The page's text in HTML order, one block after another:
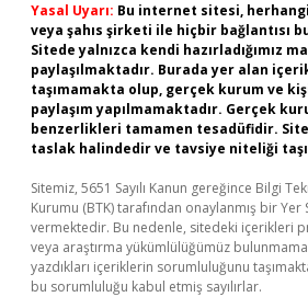
Yasal Uyarı: Bu internet sitesi,
veya şahıs şirketi ile hiçbir bağlantısı
Sitede yalnızca kendi hazırladığımız
paylaşılmaktadır. Burada yer alan
taşımamakta olup, gerçek kurum ve
paylaşım yapılmamaktadır. Gerçek
benzerlikleri tamamen tesadüfidir.
taslak halindedir ve tavsiye niteliği
Sitemiz, 5651 Sayılı Kanun gereğince Bilgi
Kurumu (BTK) tarafından onaylanmış bir Yer
vermektedir. Bu nedenle, sitedeki içerikleri
veya araştırma yükümlülüğümüz
yazdıkları içeriklerin sorumluluğunu
bu sorumluluğu kabul etmiş sayılırlar.